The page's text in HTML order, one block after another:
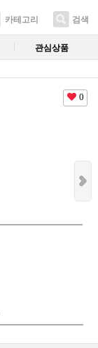
카테고리 검색
관심상품
0